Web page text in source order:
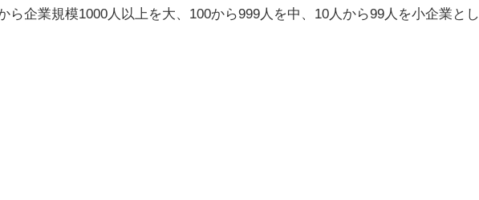
企業規模1000人以上を大、100から999人を中、10人から99人を小企業とし